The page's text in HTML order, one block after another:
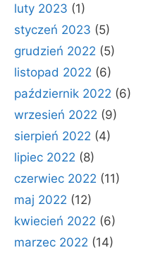
luty 2023 (1)
styczeń 2023 (5)
grudzień 2022 (5)
listopad 2022 (6)
październik 2022 (6)
wrzesień 2022 (9)
sierpień 2022 (4)
lipiec 2022 (8)
czerwiec 2022 (11)
maj 2022 (12)
kwiecień 2022 (6)
marzec 2022 (14)